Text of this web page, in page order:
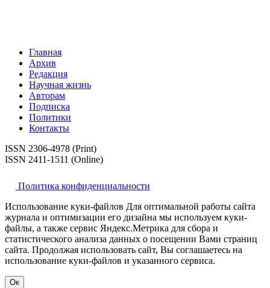
Главная
Архив
Редакция
Научная жизнь
Авторам
Подписка
Политики
Контакты
ISSN 2306-4978 (Print)
ISSN 2411-1511 (Online)
Политика конфиденциальности
Использование куки-файлов Для оптимальной работы сайта
журнала и оптимизации его дизайна мы используем куки-
файлы, а также сервис Яндекс.Метрика для сбора и
статистического анализа данных о посещении Вами страниц
сайта. Продолжая использовать сайт, Вы соглашаетесь на
использование куки-файлов и указанного сервиса.
Ок